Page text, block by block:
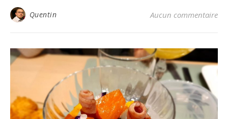
Quentin Aucun commentaire